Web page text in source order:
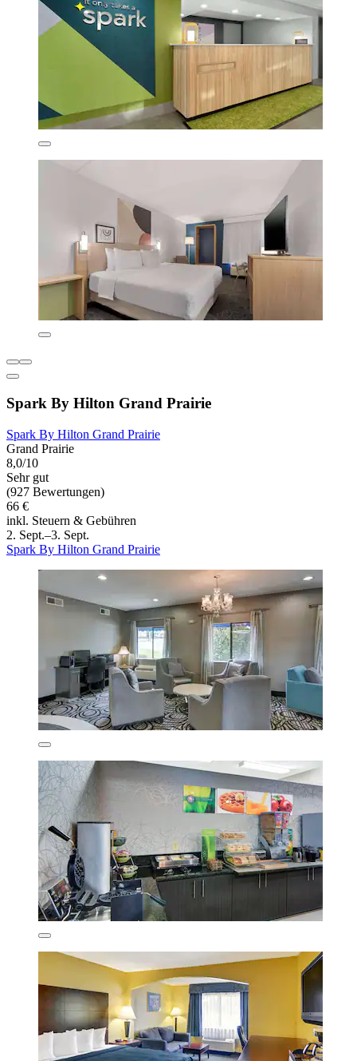
Spark By Hilton Grand Prairie
Spark By Hilton Grand Prairie
Grand Prairie
8,0/10
Sehr gut
(927 Bewertungen)
66 €
inkl. Steuern & Gebühren
2. Sept.–3. Sept.
Spark By Hilton Grand Prairie